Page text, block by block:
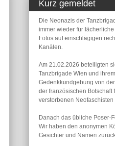
Kurz gemeldet
Die Neonazis der
immer wieder für
Fotos auf einschlägigen
Kanälen.
Am 21.02.2026 beteiligten
Tanzbrigade Wien und
Gedenkkundgebung von
der französischen Botschaft
verstorbenen
Danach das übliche Poser-
Wir haben den anonymen
Gesichter und Namen